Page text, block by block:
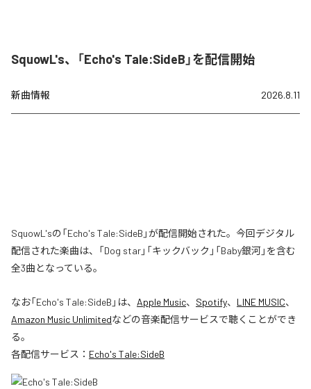
SquowL's、「Echo's Tale:SideB」を配信開始
新曲情報 2026.8.11
SquowL'sの「Echo's Tale:SideB」が配信開始された。今回デジタル
配信された楽曲は、「Dog star」「キックバック」「Baby銀河」を含む
全3曲となっている。
なお「Echo's Tale:SideB 」は、 Apple Music、 Spotify、 LINE MUSIC、
Amazon Music Unlimitedなどの音楽配信サービスで聴くことができ
る。
各配信サービス： Echo's Tale:SideB